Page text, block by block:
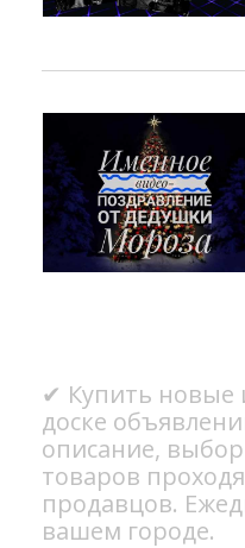
✔ Купить новые
доске
описание,
товаров
продавцов.
вашем городе.